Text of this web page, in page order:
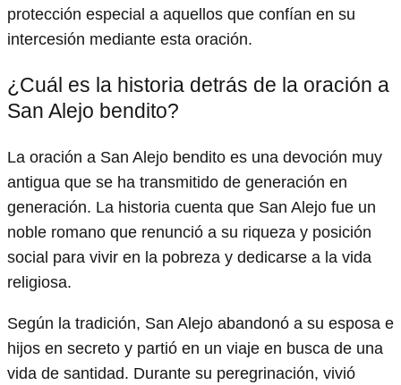
protección especial a aquellos que confían en su
intercesión mediante esta oración.
¿Cuál es la historia detrás de la oración a
San Alejo bendito?
La oración a San Alejo bendito es una devoción muy
antigua que se ha transmitido de generación en
generación. La historia cuenta que San Alejo fue un
noble romano que renunció a su riqueza y posición
social para vivir en la pobreza y dedicarse a la vida
religiosa.
Según la tradición, San Alejo abandonó a su esposa e
hijos en secreto y partió en un viaje en busca de una
vida de santidad. Durante su peregrinación, vivió